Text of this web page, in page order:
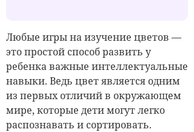
Любые игры на изучение цветов —
это простой способ развить у
ребенкаважные интеллектуальные
навыки. Ведь цвет является одним
из первыхотличий в окружающем
мире, которые дети могут легко
распознавать и сортировать.